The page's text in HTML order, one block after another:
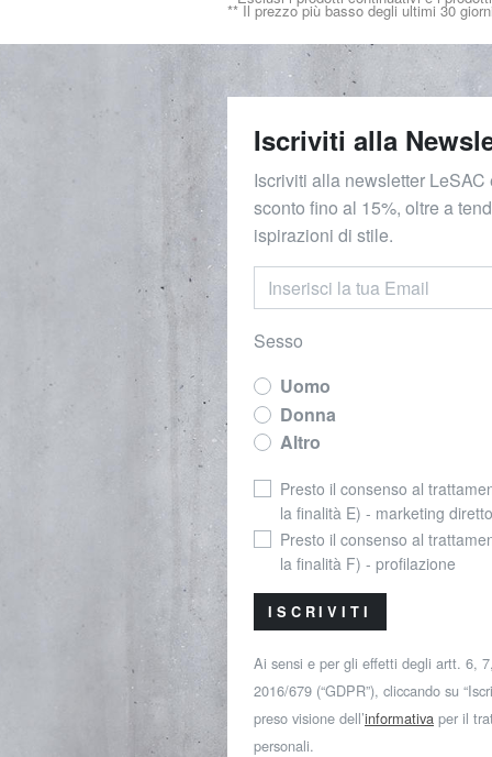
** Il prezzo più basso degli ultimi 30
Iscriviti alla
Iscriviti alla newsletter LeSAC
sconto fino al 15%, oltre a
ispirazioni di stile.
Sesso
Uomo
Donna
Altro
Presto il consenso al
la finalità E) - marketing diretto
Presto il consenso al
la finalità F) - profilazione
ISCRIVITI
Ai sensi e per gli effetti degli artt. 6,
2016/679 (“GDPR”), cliccando su
preso visione dell’informativa per il
personali.